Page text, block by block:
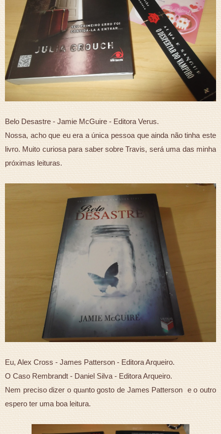
Belo Desastre - Jamie McGuire - Editora Verus.
Nossa, acho que eu era a única pessoa que ainda não tinha este
livro. Muito curiosa para saber sobre Travis, será uma das minha
próximas leituras.
Eu, Alex Cross - James Patterson - Editora Arqueiro.
O Caso Rembrandt - Daniel Silva - Editora Arqueiro.
Nem preciso dizer o quanto gosto de James Patterson e o outro
espero ter uma boa leitura.